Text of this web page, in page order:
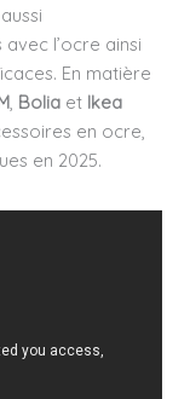
l’ocre ainsi
En matière
, Bolia et Ikea
en ocre,
en 2025.